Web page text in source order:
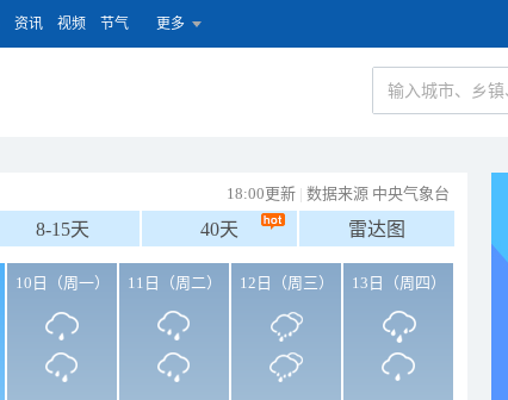
资讯 视频 节气 更多
18:00更新 | 数据来源 中央气象台
8-15天 40天 雷达图
10日（周一） 11日（周二） 12日（周三） 13日（周四）